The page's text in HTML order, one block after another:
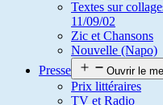
Textes sur
11/09/02
Zic et Chansons
Nouvelle (Napo)
Presse
Ouvrir le
Prix littéraires
TV et Radio